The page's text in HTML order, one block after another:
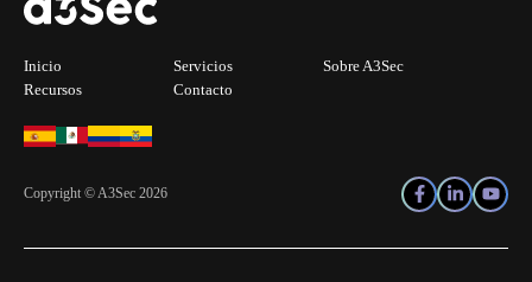
Inicio Servicios
Sobre A3Sec
Recursos
Contacto
Copyright © A3Sec 2026